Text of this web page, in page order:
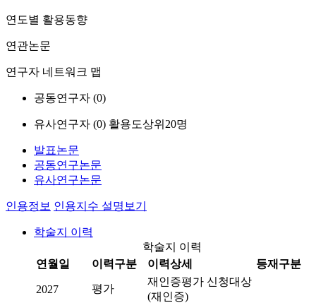
연도별 활용동향
연관논문
연구자 네트워크 맵
공동연구자 (0)
유사연구자 (0) 활용도상위20명
발표논문
공동연구논문
유사연구논문
인용정보 인용지수 설명보기
학술지 이력
학술지 이력
연월일
이력구분 이력상세 등재구분
2027 평가
재인증평가 신청대상
(재인증)